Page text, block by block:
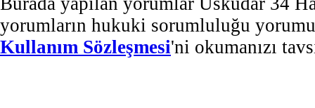
yorumların hukuki sorumluluğu
Kullanım Sözleşmesi'ni okumanızı